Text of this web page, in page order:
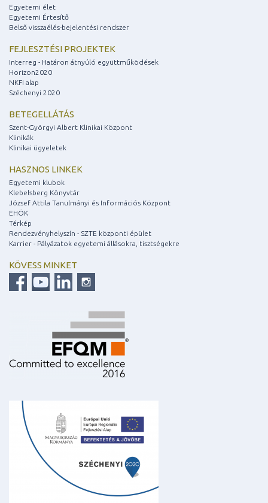
Egyetemi élet
Egyetemi Értesítő
Belső visszaélés-bejelentési rendszer
FEJLESZTÉSI PROJEKTEK
Interreg - Határon átnyúló együttműködések
Horizon2020
NKFI alap
Széchenyi 2020
BETEGELLÁTÁS
Szent-Györgyi Albert Klinikai Központ
Klinikák
Klinikai ügyeletek
HASZNOS LINKEK
Egyetemi klubok
Klebelsberg Könyvtár
József Attila Tanulmányi és Információs Központ
EHÖK
Térkép
Rendezvényhelyszín - SZTE központi épület
Karrier - Pályázatok egyetemi állásokra, tisztségekre
KÖVESS MINKET